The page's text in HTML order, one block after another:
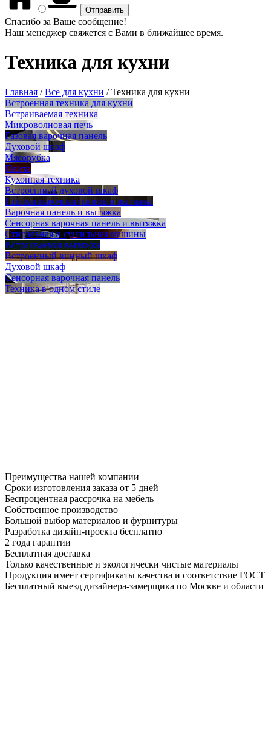
Спасибо за Ваше сообщение!
Наш менеджер свяжется с Вами в ближайшее время.
Техника для кухни
Главная /Все для кухни /Техника для кухни
Встроенная техника для кухни
Встраиваемая техника
Микроволновая печь
Газовая варочная панель
Духовой шкаф
Мясорубка
Плита
Кухонная техника
Встроенный духовой шкаф
Газовая варочная панель и вытяжка
Варочная панель и вытяжка
Сенсорная варочная панель и вытяжка
Стиральная и сушильная машины
Встраиваемая вытяжка
Встроенный винный шкаф
Духовой шкаф
Сенсорная варочная панель
Техника в одном стиле
Преимущества нашей компании
Сроки изготовления заказа от 5 дней
Беспроцентная рассрочка на мебель
Собственное производство
Большой выбор материалов и фурнитуры
Разработка дизайн-проекта бесплатно
2 года гарантии
Бесплатная доставка
Только качественные и экологически чистые материалы
Продукция имеет сертификаты качества и соответствие ГОСТ
Бесплатный выезд дизайнера-замерщика по Москве и области